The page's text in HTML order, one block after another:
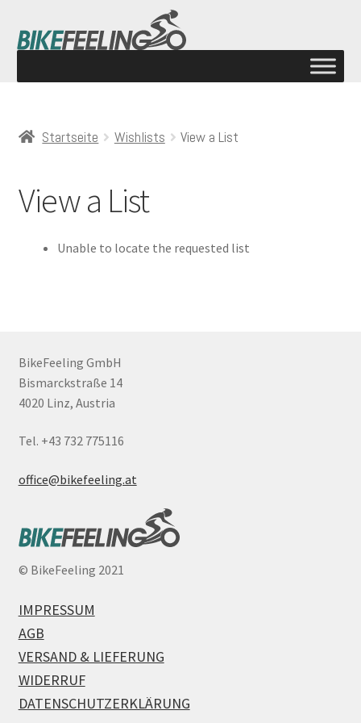
Startseite Wishlists View a List
View a List
Unable to locate the requested list
BikeFeeling GmbH
Bismarckstraße 14
4020 Linz, Austria
Tel. +43 732 775116
office@bikefeeling.at
© BikeFeeling 2021
IMPRESSUM
AGB
VERSAND & LIEFERUNG
WIDERRUF
DATENSCHUTZERKLÄRUNG